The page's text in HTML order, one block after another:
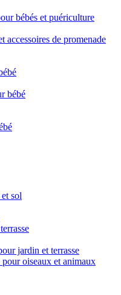
bébés et puériculture
accessoires de promenade
bébé
sol
jardin et terrasse
pour oiseaux et animaux